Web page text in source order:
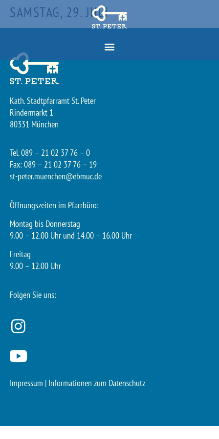
SAMSTAG, 29. JULI
Kath. Stadtpfarramt St. Peter
Rindermarkt 1
80331 München
Tel. 089 – 21 02 37 76 – 0
Fax: 089 – 21 02 37 76 – 19
st-peter.muenchen@ebmuc.de
Öffnungszeiten im Pfarrbüro:
Montag bis Donnerstag
9.00 – 12.00 Uhr und 14.00 – 16.00 Uhr
Freitag
9.00 – 12.00 Uhr
Folgen Sie uns:
Impressum | Informationen zum Datenschutz